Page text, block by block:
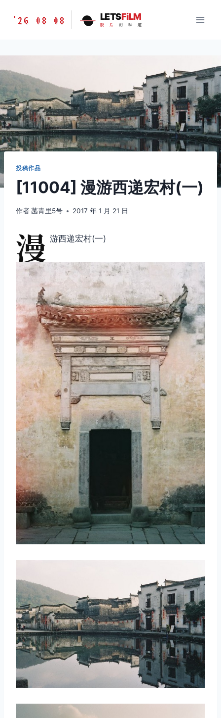
胶
味
LETSFILM
'26 08 08 LETSFiLM
胶 片 的 味 道
投稿作品
[11004] 漫游西递宏村(一)
作者菡青里5号 2017 年 1 月 21 日
漫 游西递宏村(一)